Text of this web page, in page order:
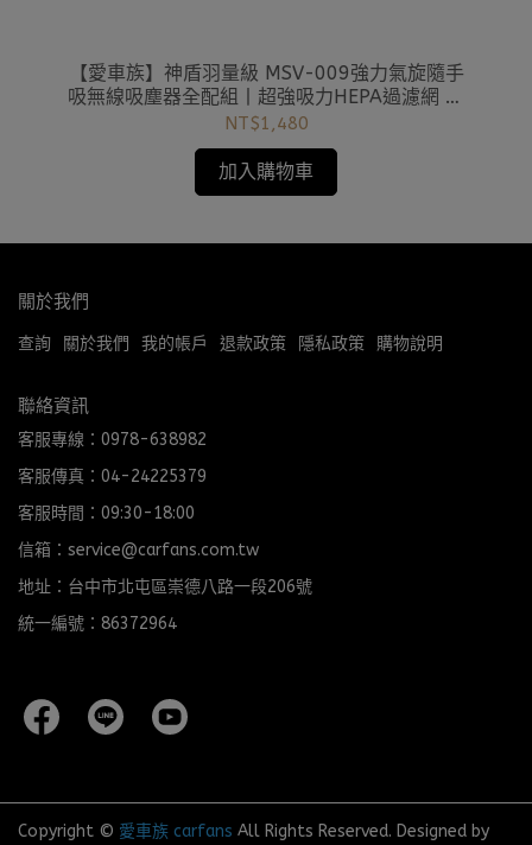
【愛車族】神盾羽量級 MSV-009強力氣旋隨手
吸無線吸塵器全配組丨超強吸力HEPA過濾網 無
線 手持 吸塵器 居家車用
NT$1,480
加入購物車
關於我們
查詢 關於我們 我的帳戶 退款政策 隱私政策 購物說明
聯絡資訊
客服專線：0978-638982
客服傳真：04-24225379
客服時間：09:30-18:00
信箱：service@carfans.com.tw
地址：台中市北屯區崇德八路一段206號
統一編號：86372964
Copyright © 愛車族 carfans All Rights Reserved. Designed by